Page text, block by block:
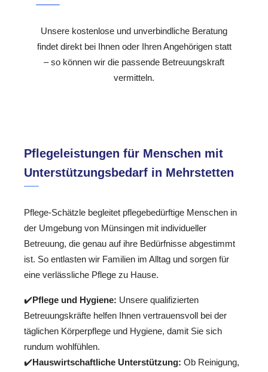
Unsere kostenlose und unverbindliche Beratung
findet direkt bei Ihnen oder Ihren Angehörigen statt
– so können wir die passende Betreuungskraft
vermitteln.
Pflegeleistungen für Menschen mit
Unterstützungsbedarf in Mehrstetten
Pflege-Schätzle begleitet pflegebedürftige Menschen in
der Umgebung von Münsingen mit individueller
Betreuung, die genau auf ihre Bedürfnisse abgestimmt
ist. So entlasten wir Familien im Alltag und sorgen für
eine verlässliche Pflege zu Hause.
✔️Pflege und Hygiene: Unsere qualifizierten
Betreuungskräfte helfen Ihnen vertrauensvoll bei der
täglichen Körperpflege und Hygiene, damit Sie sich
rundum wohlfühlen.
✔️Hauswirtschaftliche Unterstützung: Ob Reinigung,